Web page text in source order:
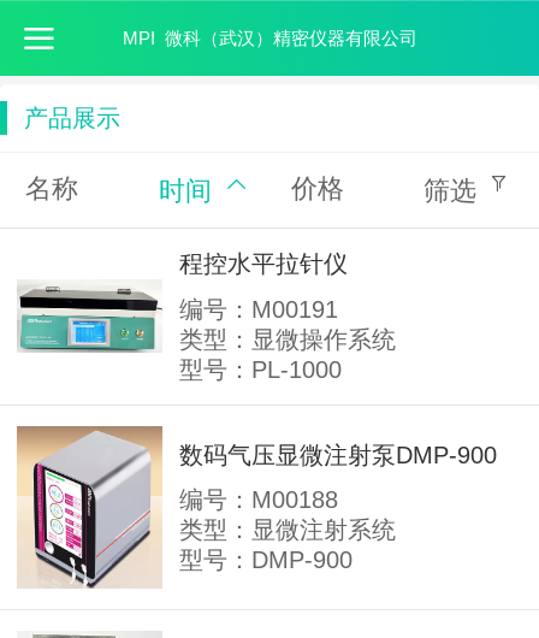
MPI 微科（武汉）精密仪器有限公司
产品展示
名称 时间 价格 筛选
程控水平拉针仪
编号：M00191
类型：显微操作系统
型号：PL-1000
数码气压显微注射泵DMP-900
编号：M00188
类型：显微注射系统
型号：DMP-900